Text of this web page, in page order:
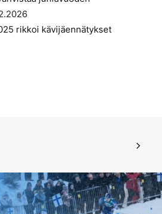
rikkoi kävijäennätykset